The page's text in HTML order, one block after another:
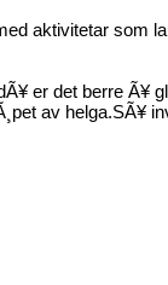
aktivitetar som
er det berre Ã¥
av helga.SÃ¥